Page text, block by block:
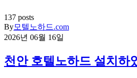
137 posts
By모텔노하드.com
2026년 06월 16일
천안 호텔노하드 설치하